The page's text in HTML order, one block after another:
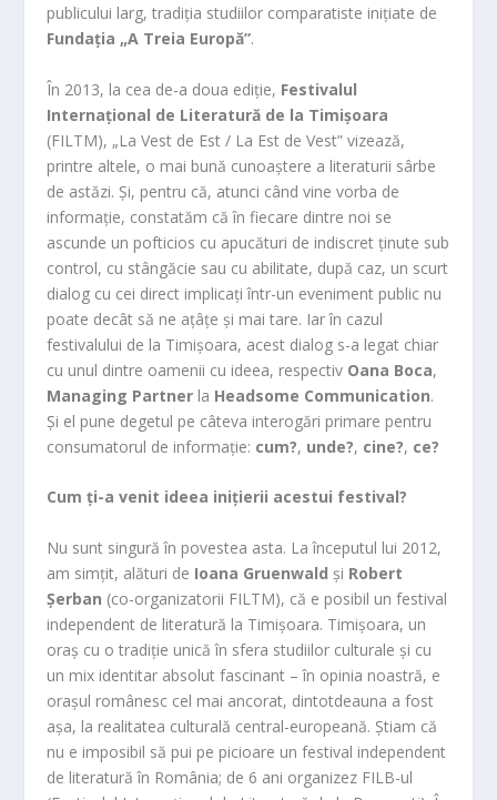
publicului larg, tradiția studiilor comparatiste inițiate de
Fundația „A Treia Europă”.
În 2013, la cea de-a doua ediție, Festivalul
Internațional de Literatură de la Timișoara
(FILTM), „La Vest de Est / La Est de Vest” vizează,
printre altele, o mai bună cunoaștere a literaturii sârbe
de astăzi. Și, pentru că, atunci când vine vorba de
informație, constatăm că în fiecare dintre noi se
ascunde un pofticios cu apucături de indiscret ținute sub
control, cu stângăcie sau cu abilitate, după caz, un scurt
dialog cu cei direct implicați într-un eveniment public nu
poate decât să ne ațâțe și mai tare. Iar în cazul
festivalului de la Timișoara, acest dialog s-a legat chiar
cu unul dintre oamenii cu ideea, respectiv Oana Boca,
Managing Partner la Headsome Communication.
Și el pune degetul pe câteva interogări primare pentru
consumatorul de informație: cum?, unde?, cine?, ce?
Cum ți-a venit ideea inițierii acestui festival?
Nu sunt singură în povestea asta. La începutul lui 2012,
am simțit, alături de Ioana Gruenwald și Robert
Șerban (co-organizatorii FILTM), că e posibil un festival
independent de literatură la Timișoara. Timișoara, un
oraș cu o tradiție unică în sfera studiilor culturale și cu
un mix identitar absolut fascinant – în opinia noastră, e
orașul românesc cel mai ancorat, dintotdeauna a fost
așa, la realitatea culturală central-europeană. Știam că
nu e imposibil să pui pe picioare un festival independent
de literatură în România; de 6 ani organizez FILB-ul